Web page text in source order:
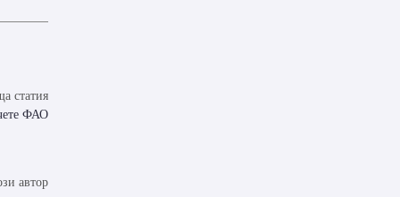
статия
ФАО
автор